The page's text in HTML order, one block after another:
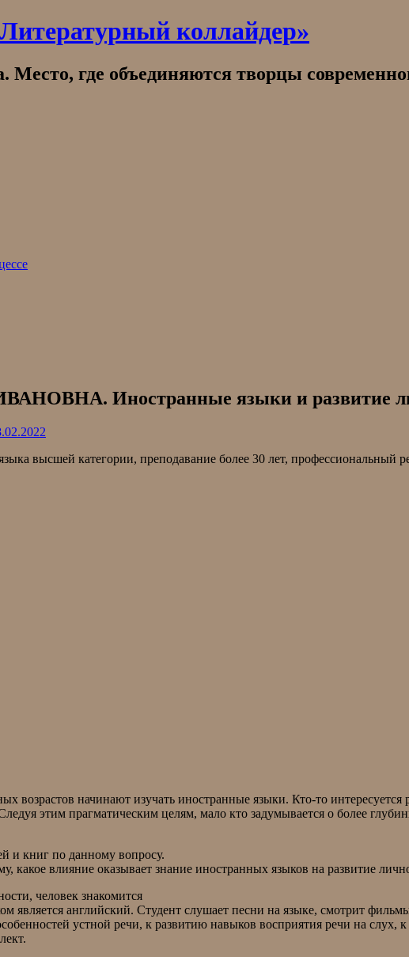
коллайдер»
где объединяются творцы
Иностранные языки и развитие
высшей категории, преподавание более 30 лет, профессиональный
возрастов начинают изучать иностранные языки. Кто-то
этим прагматическим целям, мало кто задумывается о более
и книг по данному вопросу.
какое влияние оказывает знание иностранных языков на развитие
человек знакомится
является английский. Студент слушает песни на языке, смотрит
устной речи, к развитию навыков восприятия речи на